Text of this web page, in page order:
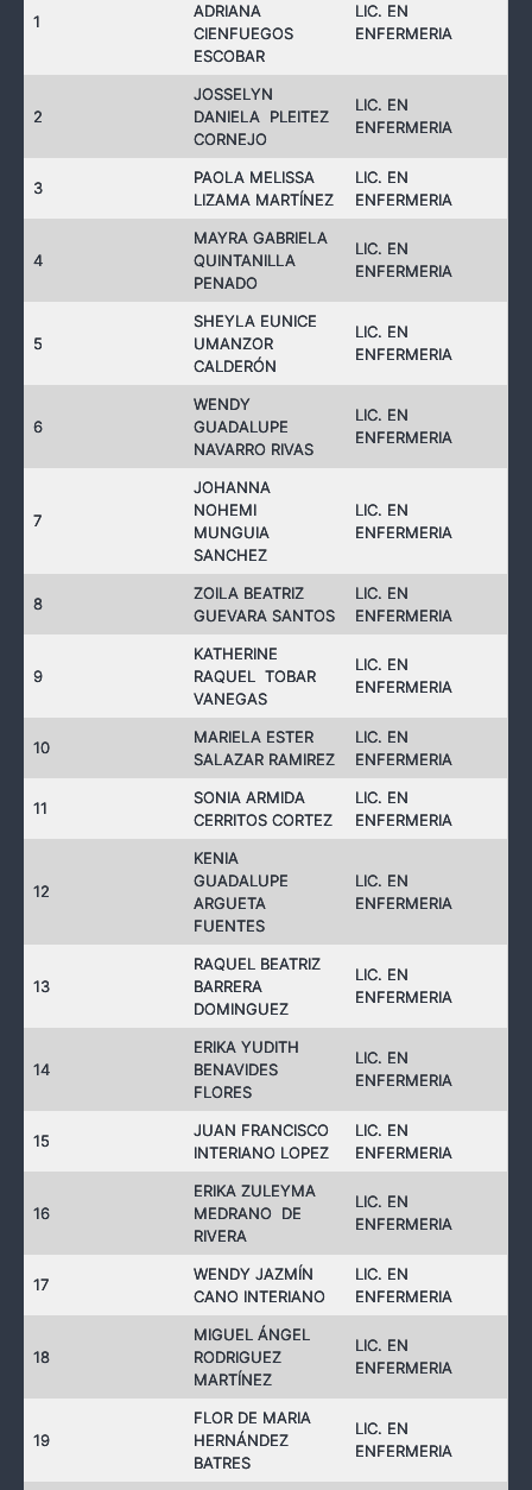
1
ADRIANA
CIENFUEGOS
ESCOBAR
LIC. EN
ENFERMERIA
2
JOSSELYN
DANIELA PLEITEZ
CORNEJO
LIC. EN
ENFERMERIA
3
PAOLA MELISSA
LIZAMA MARTÍNEZ
LIC. EN
ENFERMERIA
4
MAYRA GABRIELA
QUINTANILLA
PENADO
LIC. EN
ENFERMERIA
5
SHEYLA EUNICE
UMANZOR
CALDERÓN
LIC. EN
ENFERMERIA
6
WENDY
GUADALUPE
NAVARRO RIVAS
LIC. EN
ENFERMERIA
7
JOHANNA
NOHEMI
MUNGUIA
SANCHEZ
LIC. EN
ENFERMERIA
8
ZOILA BEATRIZ
GUEVARA SANTOS
LIC. EN
ENFERMERIA
9
KATHERINE
RAQUEL TOBAR
VANEGAS
LIC. EN
ENFERMERIA
10
MARIELA ESTER
SALAZAR RAMIREZ
LIC. EN
ENFERMERIA
11
SONIA ARMIDA
CERRITOS CORTEZ
LIC. EN
ENFERMERIA
12
KENIA
GUADALUPE
ARGUETA
FUENTES
LIC. EN
ENFERMERIA
13
RAQUEL BEATRIZ
BARRERA
DOMINGUEZ
LIC. EN
ENFERMERIA
14
ERIKA YUDITH
BENAVIDES
FLORES
LIC. EN
ENFERMERIA
15
JUAN FRANCISCO
INTERIANO LOPEZ
LIC. EN
ENFERMERIA
16
ERIKA ZULEYMA
MEDRANO DE
RIVERA
LIC. EN
ENFERMERIA
17
WENDY JAZMÍN
CANO INTERIANO
LIC. EN
ENFERMERIA
18
MIGUEL ÁNGEL
RODRIGUEZ
MARTÍNEZ
LIC. EN
ENFERMERIA
19
FLOR DE MARIA
HERNÁNDEZ
BATRES
LIC. EN
ENFERMERIA